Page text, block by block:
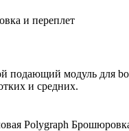
и переплет
подающий модуль для
и средних.